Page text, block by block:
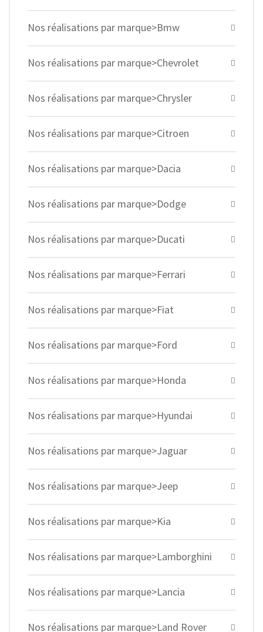
Nos réalisations par marque>Bmw
Nos réalisations par marque>Chevrolet
Nos réalisations par marque>Chrysler
Nos réalisations par marque>Citroen
Nos réalisations par marque>Dacia
Nos réalisations par marque>Dodge
Nos réalisations par marque>Ducati
Nos réalisations par marque>Ferrari
Nos réalisations par marque>Fiat
Nos réalisations par marque>Ford
Nos réalisations par marque>Honda
Nos réalisations par marque>Hyundai
Nos réalisations par marque>Jaguar
Nos réalisations par marque>Jeep
Nos réalisations par marque>Kia
Nos réalisations par marque>Lamborghini
Nos réalisations par marque>Lancia
Nos réalisations par marque>Land Rover